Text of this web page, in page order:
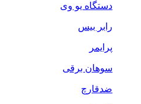
دستگاه یو وی
رابر بیس
پرایمر
سوهان برقی
ضدقارچ